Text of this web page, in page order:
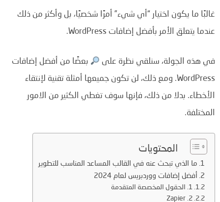
غالبًا ما يكون اختيار “أي شيء” أمرًا شخصيًا، بل وأكثر من ذلك
عندما يتعلق الأمر بأفضل إضافات WordPress.
في هذه الجولة، سنلقي نظرة على
بعضًا من أفضل إضافات
WordPress. ومع ذلك، لن تكون جميعها أمثلة تقنية لإنتقاء
الأخطاء. بدلا من ذلك، فإنها سوف تغطي الكثير من الامور
المختلفة.
المحتويات
ما الذي تبحث عنه في القالب المساعد المناسب للتطوير
أفضل إضافات ووردبريس لعام 2024
1. الحقول المخصصة المتقدمة
2. Zapier